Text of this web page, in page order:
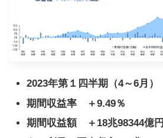
2023年第１四半期（4～6月）
期間収益率 ＋9.49％
期間収益額 ＋18兆98344億円